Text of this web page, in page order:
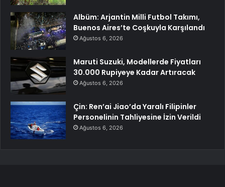
Albüm: Arjantin Milli Futbol Takımı,
Buenos Aires’te Coşkuyla Karşılandı
Ağustos 6, 2026
Maruti Suzuki, Modellerde Fiyatları
30.000 Rupiyeye Kadar Artıracak
Ağustos 6, 2026
Çin: Ren’ai Jiao’da Yaralı Filipinler
Personelinin Tahliyesine İzin Verildi
Ağustos 6, 2026